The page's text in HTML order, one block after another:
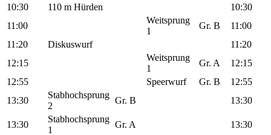
10:30
110 m Hürden
10:30
11:00
Weitsprung
1
Gr. B
11:00
11:20
Diskuswurf
11:20
12:15
Weitsprung
1
Gr. A
12:15
12:55
Speerwurf Gr. B
12:55
13:30
Stabhochsprung
2
Gr. B 13:30
13:30
Stabhochsprung
1
Gr. A 13:30